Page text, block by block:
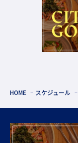
HOME スケジュール